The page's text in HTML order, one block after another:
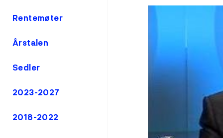
Rentemøter
Årstalen
Sedler
2023-2027
2018-2022